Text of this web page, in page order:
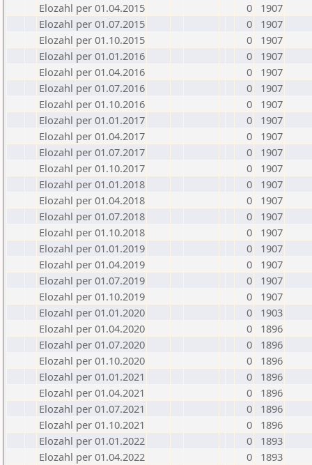
Elozahl per 01.04.2015
0
1907
Elozahl per 01.07.2015
0
1907
Elozahl per 01.10.2015
0
1907
Elozahl per 01.01.2016
0
1907
Elozahl per 01.04.2016
0
1907
Elozahl per 01.07.2016
0
1907
Elozahl per 01.10.2016
0
1907
Elozahl per 01.01.2017
0
1907
Elozahl per 01.04.2017
0
1907
Elozahl per 01.07.2017
0
1907
Elozahl per 01.10.2017
0
1907
Elozahl per 01.01.2018
0
1907
Elozahl per 01.04.2018
0
1907
Elozahl per 01.07.2018
0
1907
Elozahl per 01.10.2018
0
1907
Elozahl per 01.01.2019
0
1907
Elozahl per 01.04.2019
0
1907
Elozahl per 01.07.2019
0
1907
Elozahl per 01.10.2019
0
1907
Elozahl per 01.01.2020
0
1903
Elozahl per 01.04.2020
0
1896
Elozahl per 01.07.2020
0
1896
Elozahl per 01.10.2020
0
1896
Elozahl per 01.01.2021
0
1896
Elozahl per 01.04.2021
0
1896
Elozahl per 01.07.2021
0
1896
Elozahl per 01.10.2021
0
1896
Elozahl per 01.01.2022
0
1893
Elozahl per 01.04.2022
0
1893